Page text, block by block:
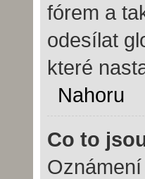
fórem a
odesílat
které
Nahoru
Co to